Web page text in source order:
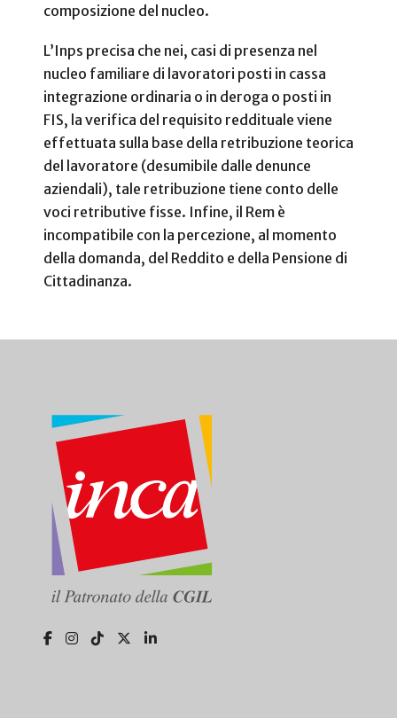
composizione del nucleo.
L’Inps precisa che nei, casi di presenza nel
nucleo familiare di lavoratori posti in cassa
integrazione ordinaria o in deroga o posti in
FIS, la verifica del requisito reddituale viene
effettuata sulla base della retribuzione teorica
del lavoratore (desumibile dalle denunce
aziendali), tale retribuzione tiene conto delle
voci retributive fisse. Infine, il Rem è
incompatibile con la percezione, al momento
della domanda, del Reddito e della Pensione di
Cittadinanza.